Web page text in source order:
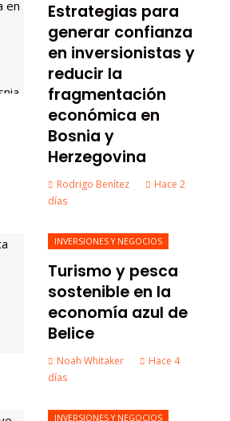
Estrategias para
generar confianza
en inversionistas y
reducir la
fragmentación
económica en
Bosnia y
Herzegovina
Rodrigo Benítez
Hace 2
días
INVERSIONES Y NEGOCIOS
Turismo y pesca
sostenible en la
economía azul de
Belice
Noah Whitaker
Hace 4
días
INVERSIONES Y NEGOCIOS